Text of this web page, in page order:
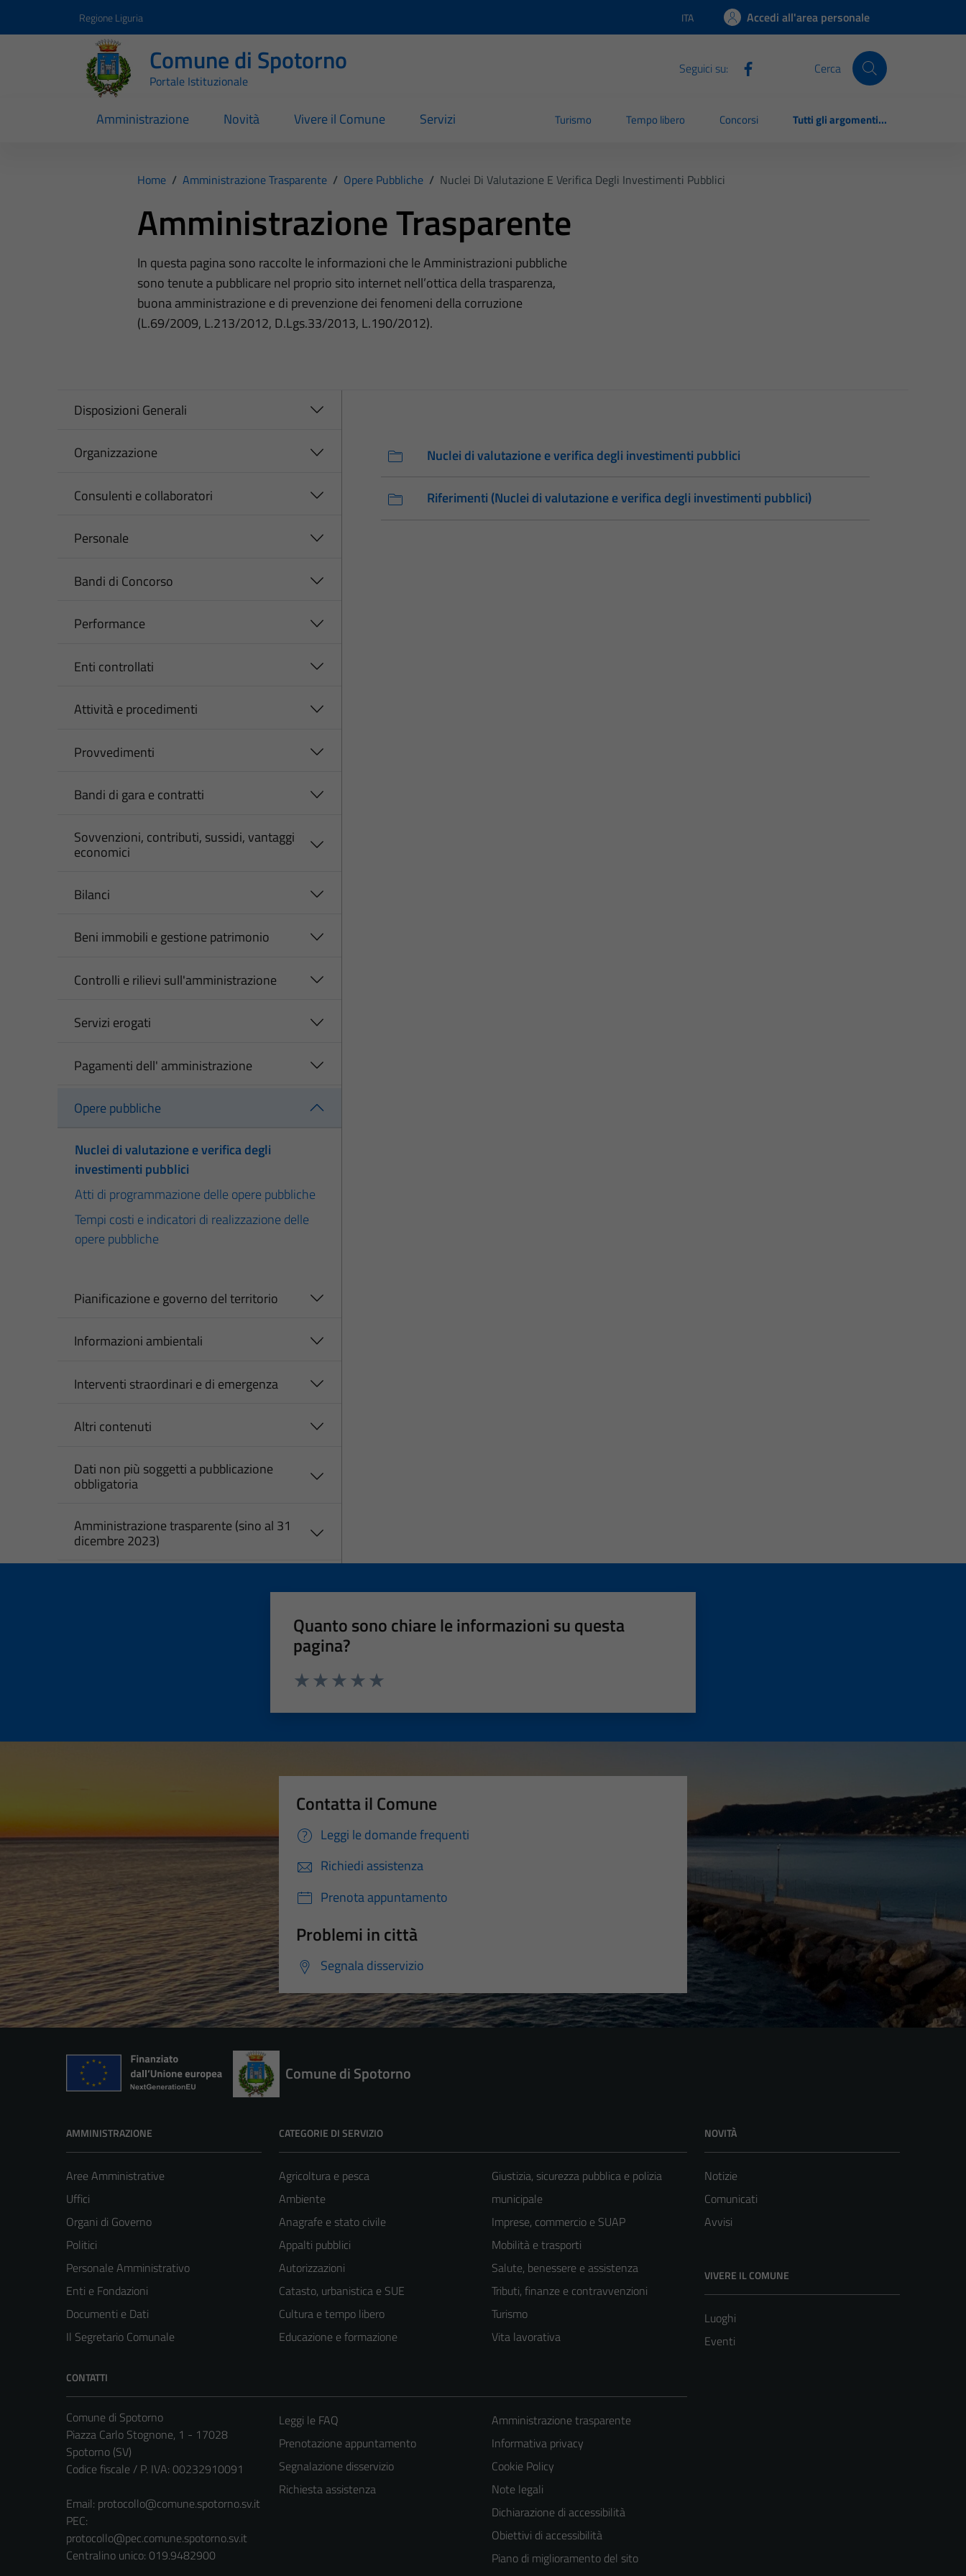
Regione Liguria Lingua attiva:
ITA Accedi all'area personale
Comune di Spotorno
Portale Istituzionale
Seguici su: Cerca
Amministrazione Novità Vivere il Comune Servizi Turismo Tempo libero Concorsi Tutti gli argomenti...
Home / Amministrazione Trasparente / Opere Pubbliche / Nuclei Di Valutazione E Verifica Degli Investimenti Pubblici
Amministrazione Trasparente
In questa pagina sono raccolte le informazioni che le Amministrazioni pubbliche
sono tenute a pubblicare nel proprio sito internet nell’ottica della trasparenza,
buona amministrazione e di prevenzione dei fenomeni della corruzione
(L.69/2009, L.213/2012, D.Lgs.33/2013, L.190/2012).
Disposizioni Generali
Organizzazione
Consulenti e collaboratori
Personale
Bandi di Concorso
Performance
Enti controllati
Attività e procedimenti
Provvedimenti
Bandi di gara e contratti
Sovvenzioni, contributi, sussidi, vantaggi
economici
Bilanci
Beni immobili e gestione patrimonio
Controlli e rilievi sull'amministrazione
Servizi erogati
Pagamenti dell' amministrazione
Opere pubbliche
Nuclei di valutazione e verifica degli
investimenti pubblici
Atti di programmazione delle opere pubbliche
Tempi costi e indicatori di realizzazione delle
opere pubbliche
Pianificazione e governo del territorio
Informazioni ambientali
Interventi straordinari e di emergenza
Altri contenuti
Dati non più soggetti a pubblicazione
obbligatoria
Amministrazione trasparente (sino al 31
dicembre 2023)
Nuclei di valutazione e verifica degli investimenti pubblici
Riferimenti (Nuclei di valutazione e verifica degli investimenti pubblici)
Quanto sono chiare le informazioni su questa
pagina?
Contatta il Comune
Leggi le domande frequenti
Richiedi assistenza
Prenota appuntamento
Problemi in città
Segnala disservizio
Comune di Spotorno
AMMINISTRAZIONE
Aree Amministrative
Uffici
Organi di Governo
Politici
Personale Amministrativo
Enti e Fondazioni
Documenti e Dati
Il Segretario Comunale
CATEGORIE DI SERVIZIO
Agricoltura e pesca
Ambiente
Anagrafe e stato civile
Appalti pubblici
Autorizzazioni
Catasto, urbanistica e SUE
Cultura e tempo libero
Educazione e formazione
Giustizia, sicurezza pubblica e polizia
municipale
Imprese, commercio e SUAP
Mobilità e trasporti
Salute, benessere e assistenza
Tributi, finanze e contravvenzioni
Turismo
Vita lavorativa
NOVITÀ
Notizie
Comunicati
Avvisi
VIVERE IL COMUNE
Luoghi
Eventi
CONTATTI
Comune di Spotorno
Piazza Carlo Stognone, 1 - 17028
Spotorno (SV)
Codice fiscale / P. IVA: 00232910091
Email: protocollo@comune.spotorno.sv.it
PEC:
protocollo@pec.comune.spotorno.sv.it
Centralino unico: 019.9482900
Leggi le FAQ
Prenotazione appuntamento
Segnalazione disservizio
Richiesta assistenza
Amministrazione trasparente
Informativa privacy
Cookie Policy
Note legali
Dichiarazione di accessibilità
Obiettivi di accessibilità
Piano di miglioramento del sito
Tecnici
Questi cookie
sono necessari
per il
funzionamento
del sito e non
possono